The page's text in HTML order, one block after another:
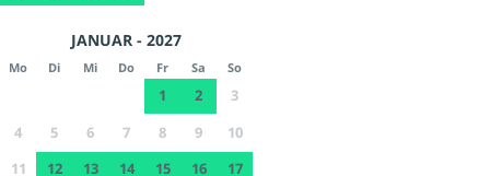
JANUAR - 2027
Mo Di Mi Do Fr Sa So
1 2
3
4
5 6 7 8 9
10
11
12 13 14 15 16
17